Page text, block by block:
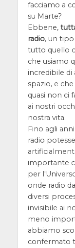
facciamo a
su Marte?
Ebbene,
radio, un
tutto quello
che usiamo
incredibile di
spazio, e
quasi non ci
ai nostri
nostra vita.
Fino agli
radio
importante
per
onde radio
diversi
invisibile ai
meno
abbiamo
confermato